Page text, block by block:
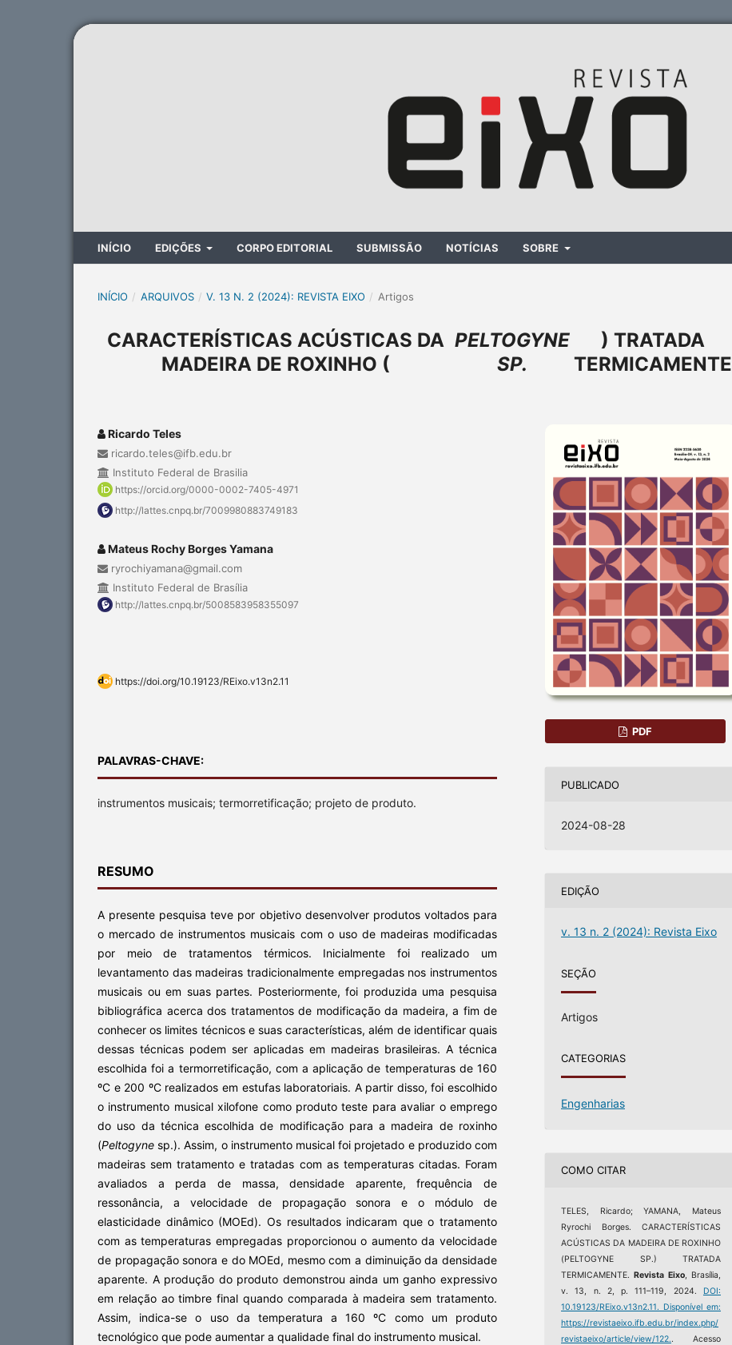
INÍCIO EDIÇÕES CORPO EDITORIAL SUBMISSÃO NOTÍCIAS SOBRE
INÍCIO / ARQUIVOS / V. 13 N. 2 (2024): REVISTA EIXO / Artigos
CARACTERÍSTICAS ACÚSTICAS DA
MADEIRA DE ROXINHO (
PELTOGYNE
SP.
) TRATADA
TERMICAMENTE
Ricardo Teles
ricardo.teles@ifb.edu.br
Instituto Federal de Brasilia
https://orcid.org/0000-0002-7405-4971
http://lattes.cnpq.br/7009980883749183
Mateus Rochy Borges Yamana
ryrochiyamana@gmail.com
Instituto Federal de Brasília
http://lattes.cnpq.br/5008583958355097
https://doi.org/10.19123/REixo.v13n2.11
PALAVRAS-CHAVE:
instrumentos musicais; termorretificação; projeto de produto.
RESUMO
A presente pesquisa teve por objetivo desenvolver produtos voltados para
o mercado de instrumentos musicais com o uso de madeiras modificadas
por meio de tratamentos térmicos. Inicialmente foi realizado um
levantamento das madeiras tradicionalmente empregadas nos instrumentos
musicais ou em suas partes. Posteriormente, foi produzida uma pesquisa
bibliográfica acerca dos tratamentos de modificação da madeira, a fim de
conhecer os limites técnicos e suas características, além de identificar quais
dessas técnicas podem ser aplicadas em madeiras brasileiras. A técnica
escolhida foi a termorretificação, com a aplicação de temperaturas de 160
ºC e 200 ºC realizados em estufas laboratoriais. A partir disso, foi escolhido
o instrumento musical xilofone como produto teste para avaliar o emprego
do uso da técnica escolhida de modificação para a madeira de roxinho
(Peltogyne sp.). Assim, o instrumento musical foi projetado e produzido com
madeiras sem tratamento e tratadas com as temperaturas citadas. Foram
avaliados a perda de massa, densidade aparente, frequência de
ressonância, a velocidade de propagação sonora e o módulo de
elasticidade dinâmico (MOEd). Os resultados indicaram que o tratamento
com as temperaturas empregadas proporcionou o aumento da velocidade
de propagação sonora e do MOEd, mesmo com a diminuição da densidade
aparente. A produção do produto demonstrou ainda um ganho expressivo
em relação ao timbre final quando comparada à madeira sem tratamento.
Assim, indica-se o uso da temperatura a 160 ºC como um produto
tecnológico que pode aumentar a qualidade final do instrumento musical.
PDF
PUBLICADO
2024-08-28
EDIÇÃO
v. 13 n. 2 (2024): Revista Eixo
SEÇÃO
Artigos
CATEGORIAS
Engenharias
COMO CITAR
TELES, Ricardo; YAMANA, Mateus
Ryrochi Borges. CARACTERÍSTICAS
ACÚSTICAS DA MADEIRA DE ROXINHO
(PELTOGYNE SP.) TRATADA
TERMICAMENTE.Revista Eixo, Brasília,
v. 13, n. 2, p. 111–119, 2024. DOI:
10.19123/REixo.v13n2.11. Disponível em:
https://revistaeixo.ifb.edu.br/index.php/
revistaeixo/article/view/122.. Acesso